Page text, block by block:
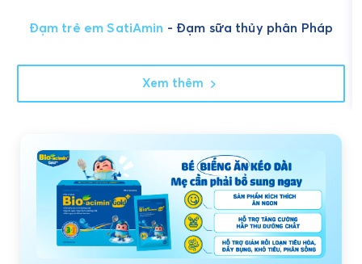
Đạm trẻ em SatiAmin - Đạm sữa thủy phân Pháp
Xem thêm